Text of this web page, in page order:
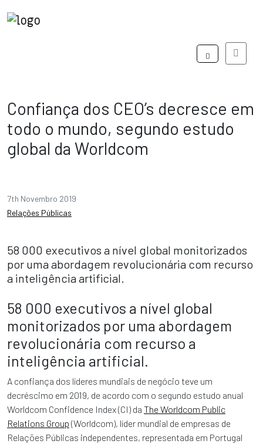
Confiança dos CEO’s decresce em
todo o mundo, segundo estudo
global da Worldcom
7th Novembro 2019
Relações Públicas
58 000 executivos a nível global monitorizados
por uma abordagem revolucionária com recurso
a inteligência artificial.
58 000 executivos a nível global
monitorizados por uma abordagem
revolucionária com recurso a
inteligência artificial.
A confiança dos líderes mundiais de negócio teve um
decréscimo em 2019, de acordo com o segundo estudo anual
Worldcom Confidence Index (CI) da The Worldcom Public
Relations Group (Worldcom), líder mundial de empresas de
Relações Públicas independentes, representada em Portugal